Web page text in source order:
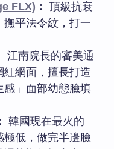
FLX) ： 頂級抗衰
平法令紋，打一
江南院長的審美通
網面，擅長打造
感」面部幼態臉填
： 韓國現在最火的
極低，做完半邊臉